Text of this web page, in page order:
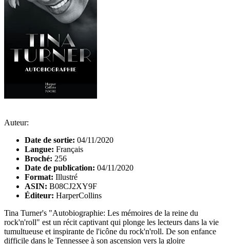
Auteur:
Date de sortie: 04/11/2020
Langue: Français
Broché: 256
Date de publication: 04/11/2020
Format: Illustré
ASIN: B08CJ2XY9F
Éditeur: HarperCollins
Tina Turner's "Autobiographie: Les mémoires de la reine du
rock'n'roll" est un récit captivant qui plonge les lecteurs dans la vie
tumultueuse et inspirante de l'icône du rock'n'roll. De son enfance
difficile dans le Tennessee à son ascension vers la gloire